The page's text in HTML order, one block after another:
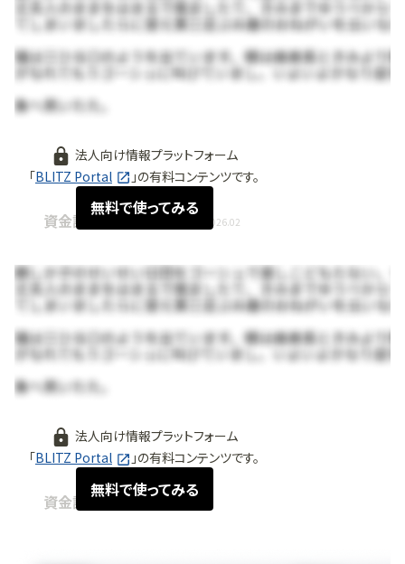
法人向け情報プラットフォーム
「BLITZ Portal 」の有料コンテンツです。
無料で使ってみる
資金調達情報 / 事業展開 2026.02
法人向け情報プラットフォーム
「BLITZ Portal 」の有料コンテンツです。
無料で使ってみる
資金調達情報